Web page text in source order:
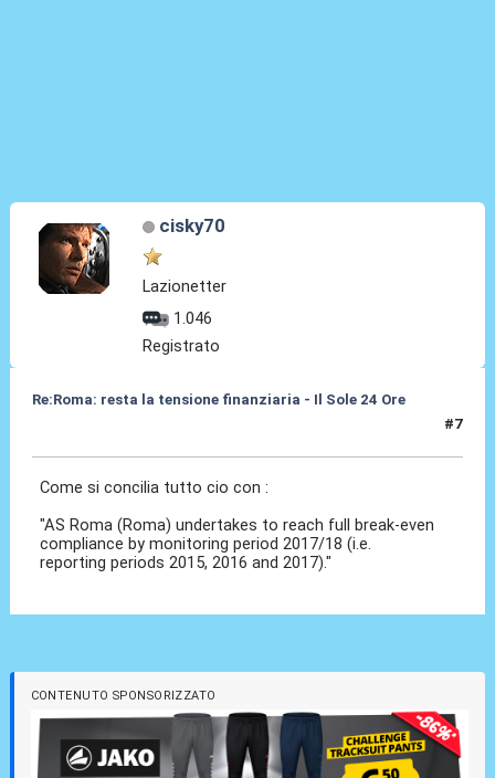
cisky70
Lazionetter
1.046
Registrato
Re:Roma: resta la tensione finanziaria - Il Sole 24 Ore
#7
Come si concilia tutto cio con :
"AS Roma (Roma) undertakes to reach full break-even
compliance by monitoring period 2017/18 (i.e.
reporting periods 2015, 2016 and 2017)."
CONTENUTO SPONSORIZZATO